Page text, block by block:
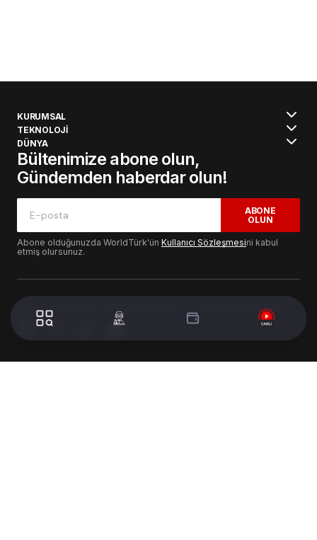
KURUMSAL
TEKNOLOJİ
DÜNYA
Bültenimize abone olun,
Gündemden haberdar olun!
ABONE
OLUN
Abone olduğunuzda WorldTürk'ün Kullanıcı Sözleşmesini kabul
etmiş olursunuz.
© 2024 WorldTurk. Tüm Hakları Saklıdır. - Tasarım & Geliştirme :
Volion's